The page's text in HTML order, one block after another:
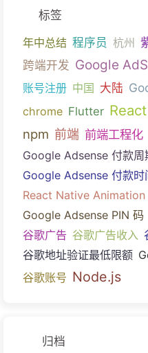
标签
年中总结 程序员 杭州
跨端开发 Google
账号注册 中国 大陆
chrome Flutter
npm 前端 前端工程化
Google Adsense 付款周
Google Adsense 付款时
React Native
Google Adsense PIN 码
谷歌广告 谷歌广告收入
谷歌地址验证最低限额
谷歌账号 Node.js
归档